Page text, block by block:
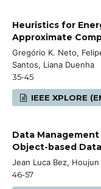
Heuristics for
Approximate
Gregório K. Neto,
Santos, Liana Duenha
35-45
IEEE XPLORE
Data
Object-based
Jean Luca Bez,
46-57